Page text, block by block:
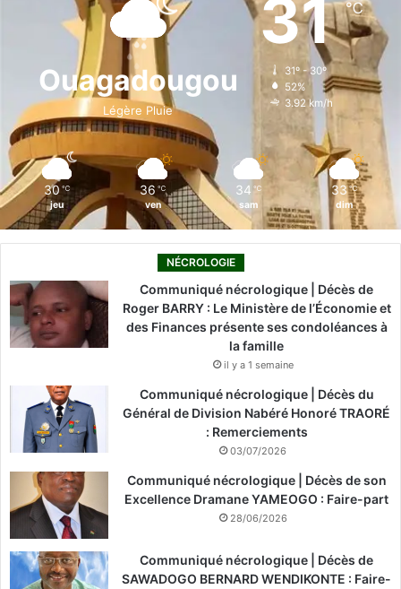
b
o
k
i
n
a
g
r
o
k
Ouagadougou
Légère Pluie
31℃
31º - 30º
52%
3.92 km/h
30 ℃
jeu
36 ℃
ven
34 ℃
sam
33 ℃
dim
NÉCROLOGIE
Communiqué nécrologique | Décès de
Roger BARRY : Le Ministère de l’Économie et
des Finances présente ses condoléances à
la famille
il y a 1 semaine
Communiqué nécrologique | Décès du
Général de Division Nabéré Honoré TRAORÉ
: Remerciements
03/07/2026
Communiqué nécrologique | Décès de son
Excellence Dramane YAMEOGO : Faire-part
28/06/2026
Communiqué nécrologique | Décès de
SAWADOGO BERNARD WENDIKONTE : Faire-